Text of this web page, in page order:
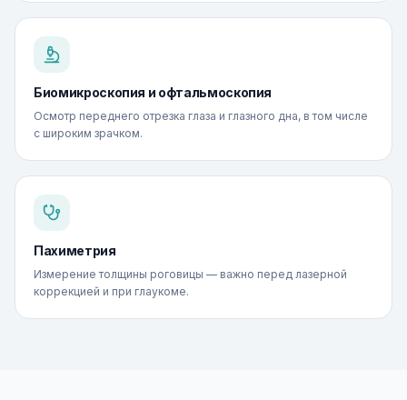
Биомикроскопия и офтальмоскопия
Осмотр переднего отрезка глаза и глазного дна, в том числе
с широким зрачком.
Пахиметрия
Измерение толщины роговицы — важно перед лазерной
коррекцией и при глаукоме.